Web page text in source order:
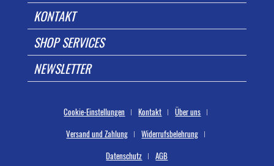
KONTAKT
SHOP SERVICES
NEWSLETTER
Cookie-Einstellungen Kontakt
Über uns
Versand und Zahlung
Widerrufsbelehrung
Datenschutz
AGB